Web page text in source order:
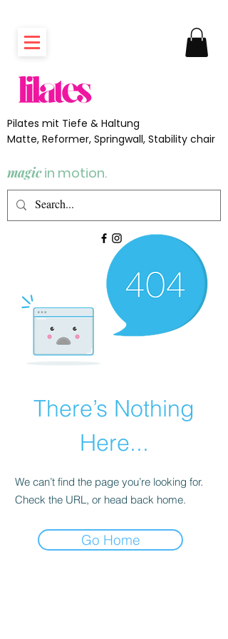
Pilates mit Tiefe & Haltung
Matte, Reformer, Springwall, Stability chair
magicin motion.
There’s Nothing
Here...
We can’t find the page you’re looking for.
Check the URL, or head back home.
Go Home